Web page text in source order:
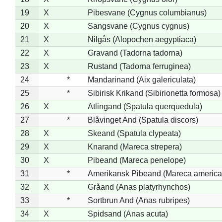
19
X
Pibesvane (Cygnus columbianus)
20
X
Sangsvane (Cygnus cygnus)
21
X
Nilgås (Alopochen aegyptiaca)
22
X
Gravand (Tadorna tadorna)
23
X
Rustand (Tadorna ferruginea)
24
*
Mandarinand (Aix galericulata)
25
*
Sibirisk Krikand (Sibirionetta formosa)
26
X
Atlingand (Spatula querquedula)
27
*
Blåvinget And (Spatula discors)
28
X
Skeand (Spatula clypeata)
29
X
Knarand (Mareca strepera)
30
X
Pibeand (Mareca penelope)
31
*
Amerikansk Pibeand (Mareca
32
X
Gråand (Anas platyrhynchos)
33
*
Sortbrun And (Anas rubripes)
34
X
Spidsand (Anas acuta)